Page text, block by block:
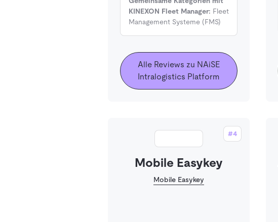
KINEXON Fleet Manager: Fleet
Management Systeme (FMS)
Alle Reviews zu NAiSE
Intralogistics Platform
#4
Mobile Easykey
Mobile Easykey